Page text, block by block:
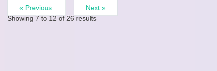
« Previous
Next »
Showing 7 to 12 of 26 results